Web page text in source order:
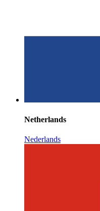
Netherlands
Nederlands